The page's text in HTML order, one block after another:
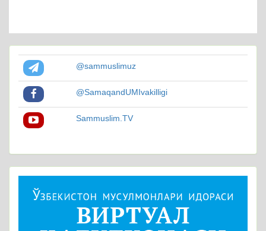
@sammuslimuz
@SamaqandUMIvakilligi
Sammuslim.TV